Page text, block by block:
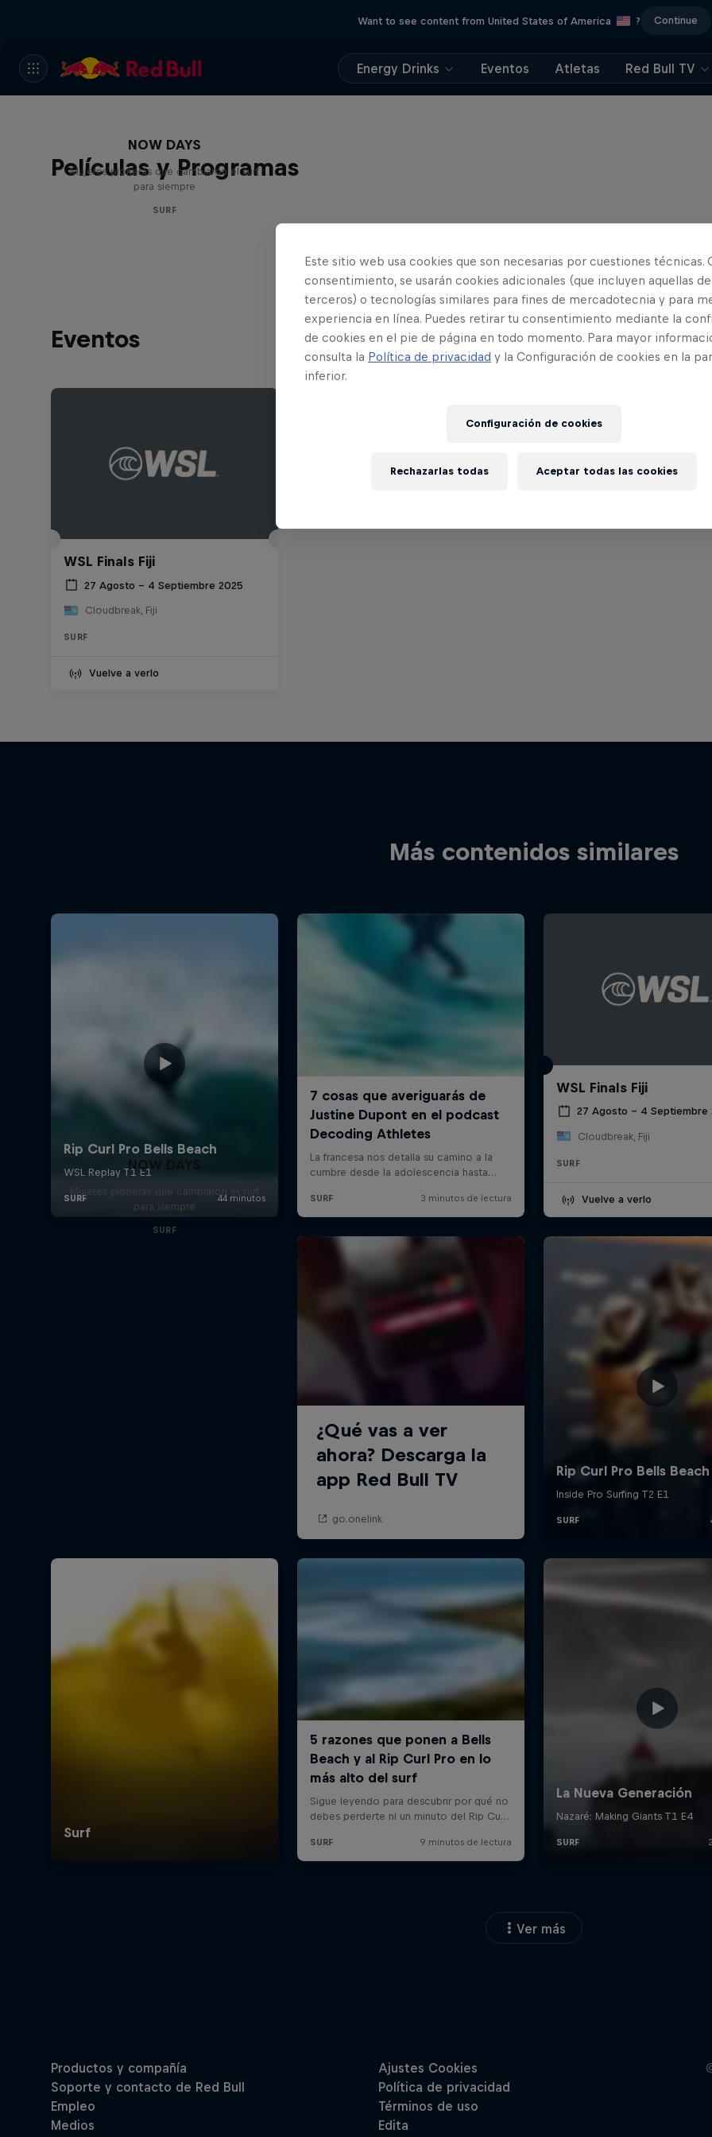
Want to see content from United States of America ? Continue
Energy Drinks Eventos Atletas Red Bull TV
Películas y Programas
NOW DAYS
Mujeres pioneras que cambiaron el surf
para siempre
SURF
Eventos
WSL Finals Fiji
27 Agosto – 4 Septiembre 2025
Cloudbreak, Fiji
SURF
Vuelve a verlo
Más contenidos similares
WSL Finals Fiji
27 Agosto – 4 Septiembre
Cloudbreak, Fiji
SURF
Vuelve a verlo
NOW DAYS
Mujeres pioneras que cambiaron el surf
para siempre
SURF
Ver más
Este sitio web usa cookies que son necesarias por cuestiones técnicas.
consentimiento, se usarán cookies adicionales (que incluyen aquellas de
terceros) o tecnologías similares para fines de mercadotecnia y para
experiencia en línea. Puedes retirar tu consentimiento mediante la
de cookies en el pie de página en todo momento. Para mayor
consulta la Política de privacidad y la Configuración de cookies en la
inferior.
Configuración de cookies
Rechazarlas todas Aceptar todas las cookies